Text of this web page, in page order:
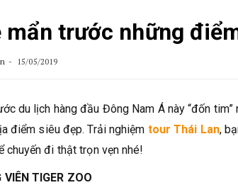
mẩn trước những
15/05/2019
du lịch hàng đầu Đông Nam Á này “đốn
điểm siêu đẹp. Trải nghiệm tour Thái Lan,
chuyến đi thật trọn vẹn nhé!
VIÊN TIGER ZOO